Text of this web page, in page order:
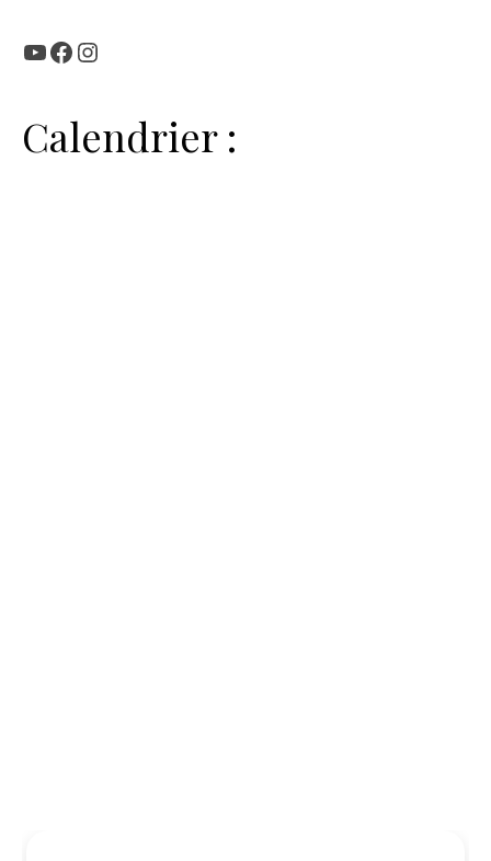
YouTube
Facebook
Instagram
Calendrier :